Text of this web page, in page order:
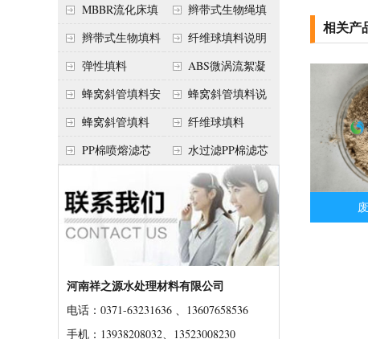
MBBR流化床填
料
辫带式生物绳填
料
辫带式生物填料
纤维球填料说明
弹性填料
ABS微涡流絮凝
球
蜂窝斜管填料安
装方法
蜂窝斜管填料说
明
蜂窝斜管填料
纤维球填料
PP棉喷熔滤芯
水过滤PP棉滤芯
河南祥之源水处理材料有限公司
电话：0371-63231636 、13607658536
手机：13938208032、13523008230
相关产